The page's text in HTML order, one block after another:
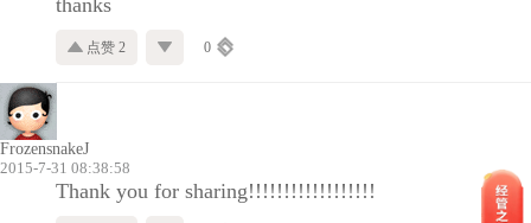
点赞 2 0
FrozensnakeJ
2015-7-31 08:38:58
Thank you for sharing!!!!!!!!!!!!!!!!!!